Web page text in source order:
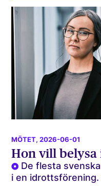
MÖTET, 2026-06-01
Hon vill
De flesta
i en idrottsförening.